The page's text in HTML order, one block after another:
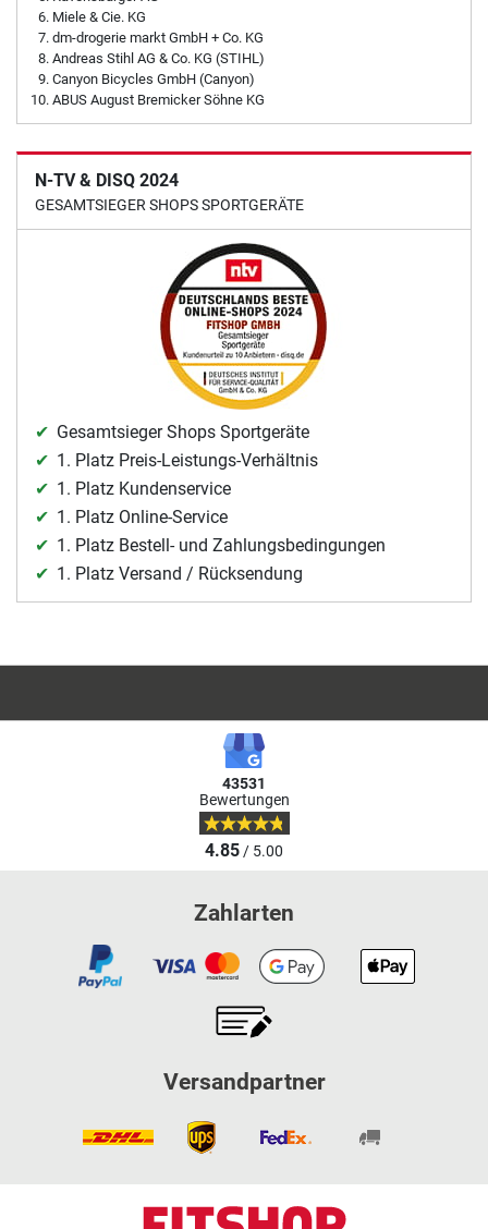
Miele & Cie. KG
dm-drogerie markt GmbH + Co. KG
Andreas Stihl AG & Co. KG (STIHL)
Canyon Bicycles GmbH (Canyon)
ABUS August Bremicker Söhne KG
N-TV & DISQ 2024
GESAMTSIEGER SHOPS SPORTGERÄTE
Gesamtsieger Shops Sportgeräte
1. Platz Preis-Leistungs-Verhältnis
1. Platz Kundenservice
1. Platz Online-Service
1. Platz Bestell- und Zahlungsbedingungen
1. Platz Versand / Rücksendung
43531
Bewertungen
4.85/ 5.00
Zahlarten
Versandpartner